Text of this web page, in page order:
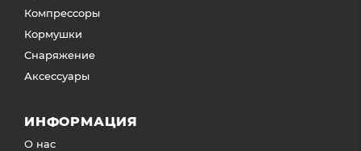
Компрессоры
Кормушки
Снаряжение
Аксессуары
ИНФОРМАЦИЯ
О нас